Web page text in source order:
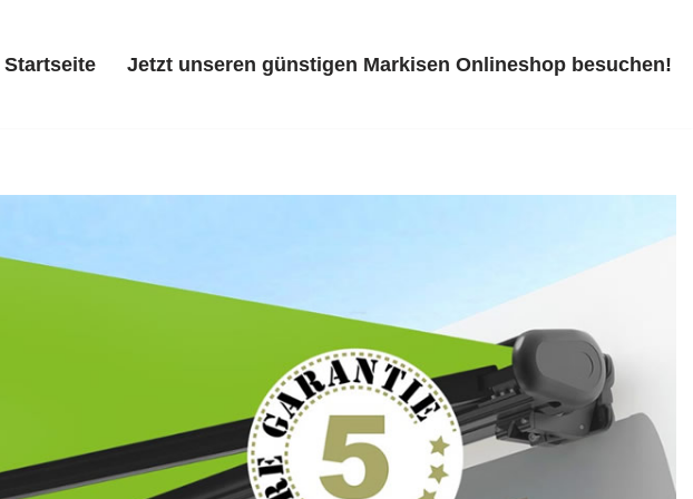
Startseite Jetzt unseren günstigen Markisen Onlineshop besuchen!